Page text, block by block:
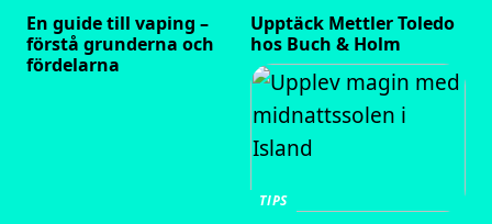
En guide till vaping –
förstå grunderna och
fördelarna
Upptäck Mettler Toledo
hos Buch & Holm
TIPS